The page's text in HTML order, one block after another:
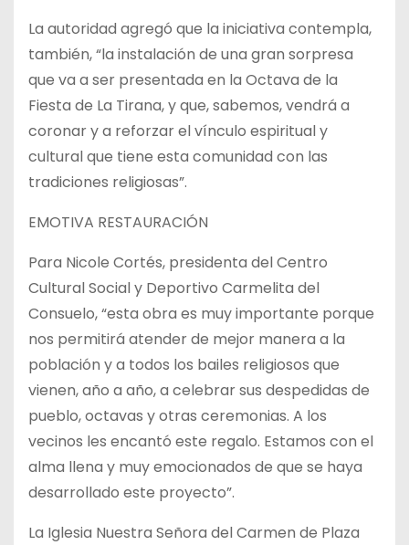
La autoridad agregó que la iniciativa contempla,
también, “la instalación de una gran sorpresa
que va a ser presentada en la Octava de la
Fiesta de La Tirana, y que, sabemos, vendrá a
coronar y a reforzar el vínculo espiritual y
cultural que tiene esta comunidad con las
tradiciones religiosas”.
EMOTIVA RESTAURACIÓN
Para Nicole Cortés, presidenta del Centro
Cultural Social y Deportivo Carmelita del
Consuelo, “esta obra es muy importante porque
nos permitirá atender de mejor manera a la
población y a todos los bailes religiosos que
vienen, año a año, a celebrar sus despedidas de
pueblo, octavas y otras ceremonias. A los
vecinos les encantó este regalo. Estamos con el
alma llena y muy emocionados de que se haya
desarrollado este proyecto”.
La Iglesia Nuestra Señora del Carmen de Plaza